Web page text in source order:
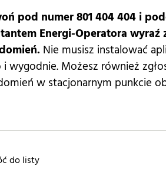
pod numer 801 404 404 i
Energi-Operatora
Nie musisz instalować
i wygodnie. Możesz również
w stacjonarnym punkcie
do listy